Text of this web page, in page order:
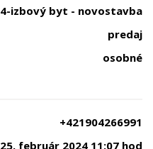
4-izbový byt - novostavba
predaj
osobné
+421904266991
25. február 2024 11:07 hod